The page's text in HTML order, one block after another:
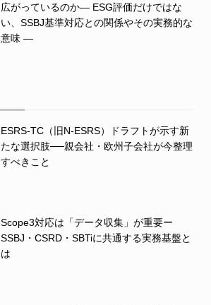
広がっているのか― ESG評価だけではな
い、SSBJ基準対応との関係やその実務的な
意味 ―
ESRS-TC（旧N-ESRS）ドラフトが示す新
たな選択肢──親会社・欧州子会社が今整理
すべきこと
Scope3対応は「データ収集」が重要ー
SSBJ・CSRD・SBTiに共通する実務基盤と
は